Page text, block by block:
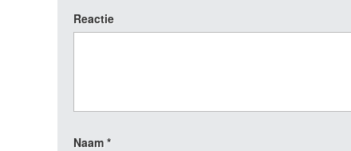
Reactie
Naam *